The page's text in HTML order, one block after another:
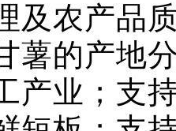
及农产品
薯的产地
产业；支